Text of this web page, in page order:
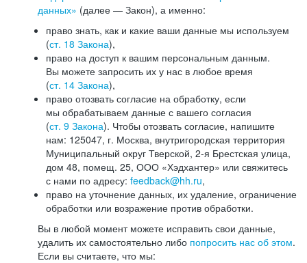
данных» (далее — Закон), а именно:
право знать, как и какие ваши данные мы используем
(ст. 18 Закона),
право на доступ к вашим персональным данным.
Вы можете запросить их у нас в любое время
(ст. 14 Закона),
право отозвать согласие на обработку, если
мы обрабатываем данные с вашего согласия
(ст. 9 Закона). Чтобы отозвать согласие, напишите
нам: 125047, г. Москва, внутригородская территория
Муниципальный округ Тверской, 2-я Брестская улица,
дом 48, помещ. 25, ООО «Хэдхантер» или свяжитесь
с нами по адресу: feedback@hh.ru,
право на уточнение данных, их удаление, ограничение
обработки или возражение против обработки.
Вы в любой момент можете исправить свои данные,
удалить их самостоятельно либо попросить нас об этом.
Если вы считаете, что мы: